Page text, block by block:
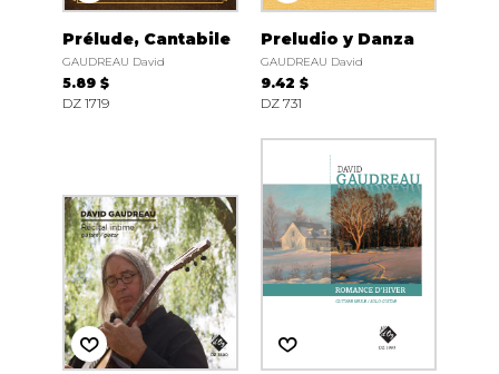
Prélude, Cantabile
GAUDREAU David
5.89 $
DZ 1719
Preludio y Danza
GAUDREAU David
9.42 $
DZ 731